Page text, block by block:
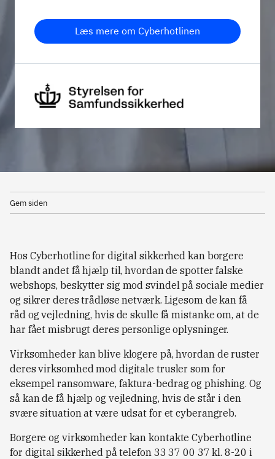
Læs mere om Cyberhotlinen
Gem siden
Hos Cyberhotline for digital sikkerhed kan borgere
blandt andet få hjælp til, hvordan de spotter falske
webshops, beskytter sig mod svindel på sociale medier
og sikrer deres trådløse netværk. Ligesom de kan få
råd og vejledning, hvis de skulle få mistanke om, at de
har fået misbrugt deres personlige oplysninger.
Virksomheder kan blive klogere på, hvordan de ruster
deres virksomhed mod digitale trusler som for
eksempel ransomware, faktura-bedrag og phishing. Og
så kan de få hjælp og vejledning, hvis de står i den
svære situation at være udsat for et cyberangreb.
Borgere og virksomheder kan kontakte Cyberhotline
for digital sikkerhed på telefon 33 37 00 37 kl. 8-20 i